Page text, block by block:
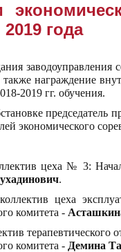
года
заводоуправления
также награждение
2019 гг. обучения.
экономического
цеха № 3:
.
цеха
комитета -
терапевтического
комитета - Демина